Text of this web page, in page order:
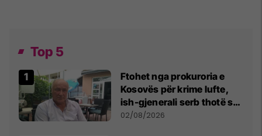
Top 5
Ftohet nga prokuroria e
Kosovës për krime lufte,
ish-gjenerali serb thotë se
dikush e tradhtoi në
02/08/2026